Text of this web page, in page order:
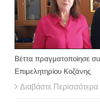
Βέττα πραγματοποίησε
Επιμελητηρίου Κοζάνης
Διαβάστε Περισσότερα